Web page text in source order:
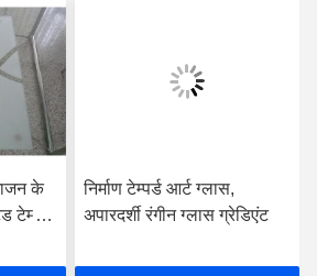
के
टेम्पर्ड
निर्माण टेम्पर्ड आर्ट ग्लास,
अपारदर्शी रंगीन ग्लास ग्रेडिएंट